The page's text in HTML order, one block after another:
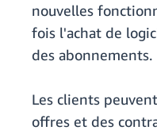
nouvelles
fois l'achat de
des abonnements.
Les clients
offres et des